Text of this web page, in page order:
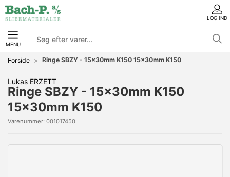
LOG IND
MENU
Forside Ringe SBZY - 15x30mm K150 15x30mm K150
Lukas ERZETT
Ringe SBZY - 15x30mm K150
15x30mm K150
Varenummer: 001017450